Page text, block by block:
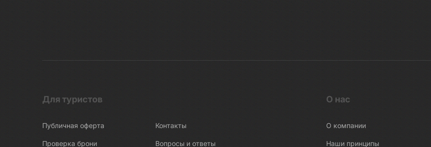
Для туристов
Публичная оферта
Проверка брони
Контакты
Вопросы и ответы
О нас
О компании
Наши принципы